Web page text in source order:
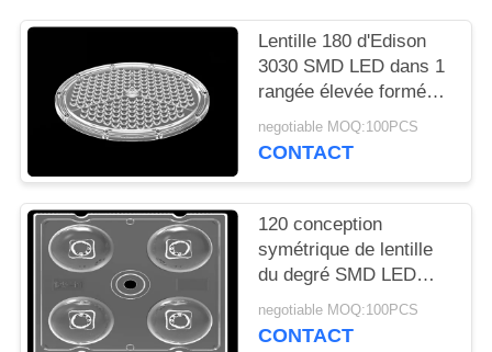
AFFAIRES
DEMANDEZ
PLAN
SITE
Lentille 180 d'Edison
3030 SMD LED dans 1
rangée élevée formée
ronde de lentille de
lumière de baie
negotiable MOQ:100PCS
CONTACT
120 conception
symétrique de lentille
du degré SMD LED
aucun tout Mercury
pour la lumière 3535 de
negotiable MOQ:100PCS
CONTACT